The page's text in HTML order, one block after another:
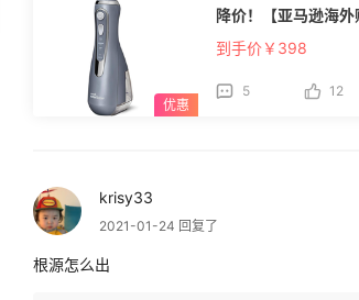
降价！【亚马逊海
到手价￥398
5 12
krisy33
2021-01-24 回复了
根源怎么出